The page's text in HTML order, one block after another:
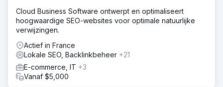
Cloud Business Software ontwerpt en optimaliseert
hoogwaardige SEO-websites voor optimale natuurlijke
verwijzingen.
Actief in France
Lokale SEO, Backlinkbeheer +21
E-commerce, IT +3
Vanaf $5,000